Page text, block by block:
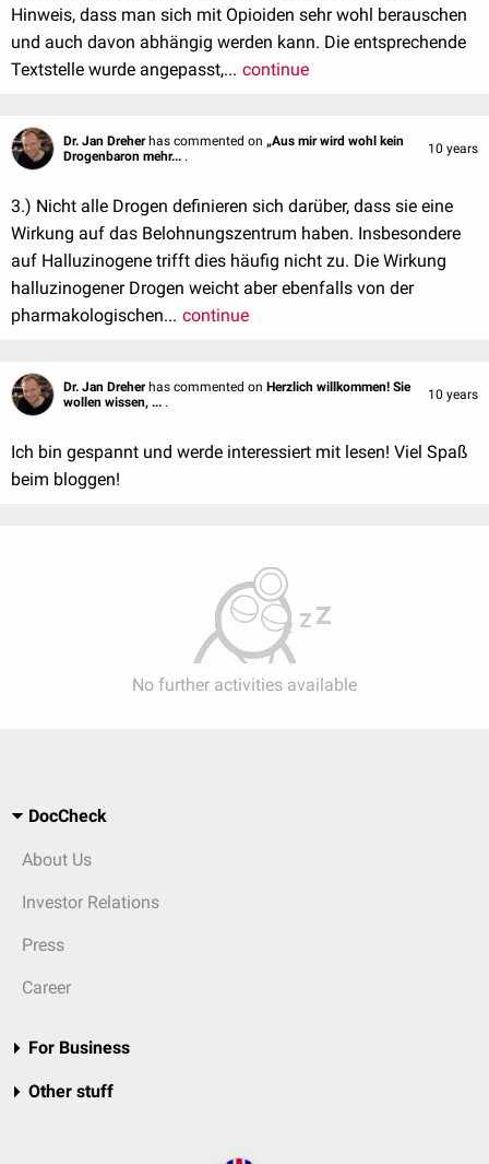
Hinweis, dass man sich mit Opioiden sehr wohl berauschen
und auch davon abhängig werden kann. Die entsprechende
Textstelle wurde angepasst,... continue
Dr. Jan Dreher has commented on „Aus mir wird wohl kein
Drogenbaron mehr... . 10 years
3.) Nicht alle Drogen definieren sich darüber, dass sie eine
Wirkung auf das Belohnungszentrum haben. Insbesondere
auf Halluzinogene trifft dies häufig nicht zu. Die Wirkung
halluzinogener Drogen weicht aber ebenfalls von der
pharmakologischen... continue
Dr. Jan Dreher has commented on Herzlich willkommen! Sie
wollen wissen, ... . 10 years
Ich bin gespannt und werde interessiert mit lesen! Viel Spaß
beim bloggen!
No further activities available
DocCheck
About Us
Investor Relations
Press
Career
For Business
Other stuff